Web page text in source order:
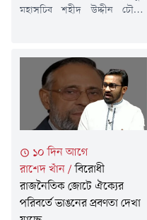
মহাসচিব শহীদ উদ্দীন চৌধুরী
প্রশ্ন রয়েছে। তিনি বলেন, বিএনপি
জোট ও যুগপৎ আন্দোলনের
মাধ্যমে দীর্ঘদিন ধরে আন্দোলন
চালিয়ে এসেছে। ৫ আগস্টের পর
কেউ কেউ এককভাবে আন্দোলনের
গণঅভ্যুত্থানের...
১০ দিন আগে
রাশেদ খাঁন/বিরোধী
রাজনৈতিক জোটে ঐক্যের
পরিবর্তে ভাঙনের প্রবণতা দেখা